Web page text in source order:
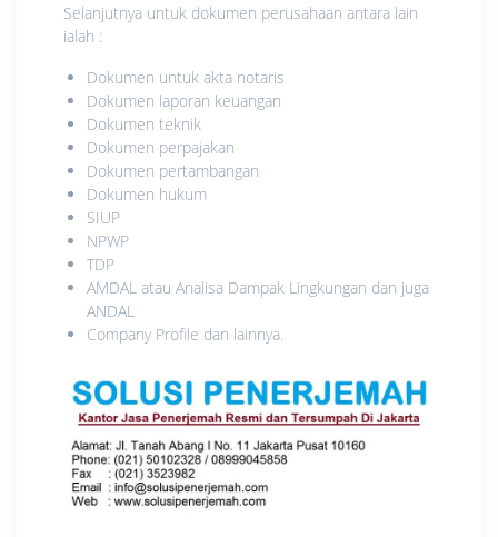
Selanjutnya untuk dokumen perusahaan antara lain
ialah :
Dokumen untuk akta notaris
Dokumen laporan keuangan
Dokumen teknik
Dokumen perpajakan
Dokumen pertambangan
Dokumen hukum
SIUP
NPWP
TDP
AMDAL atau Analisa Dampak Lingkungan dan juga
ANDAL
Company Profile dan lainnya.